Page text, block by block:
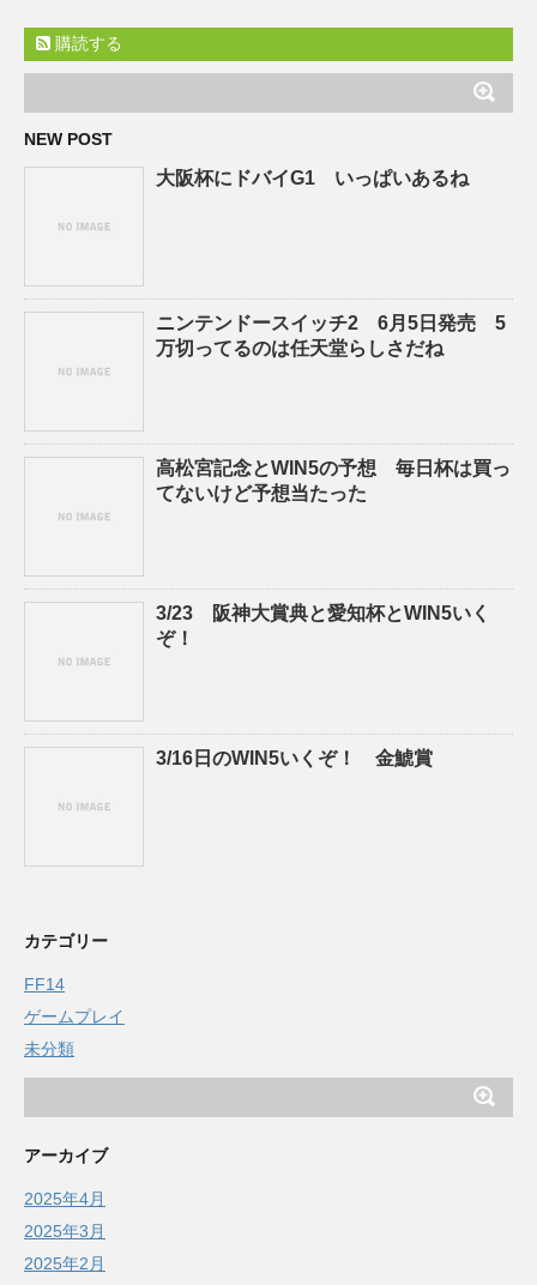
購読する
NEW POST
大阪杯にドバイG1 いっぱいあるね
ニンテンドースイッチ2 6月5日発売 5
万切ってるのは任天堂らしさだね
高松宮記念とWIN5の予想 毎日杯は買っ
てないけど予想当たった
3/23 阪神大賞典と愛知杯とWIN5いく
ぞ！
3/16日のWIN5いくぞ！ 金鯱賞
カテゴリー
FF14
ゲームプレイ
未分類
アーカイブ
2025年4月
2025年3月
2025年2月